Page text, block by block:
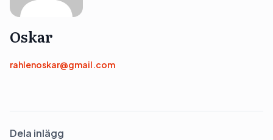
Oskar
rahlenoskar@gmail.com
Dela inlägg